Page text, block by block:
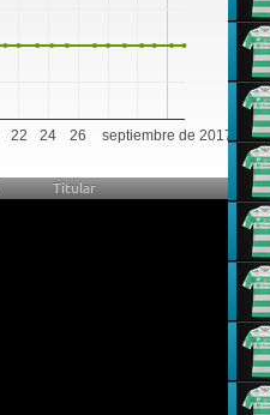
septiembre de 2017
22 24 26
Titular